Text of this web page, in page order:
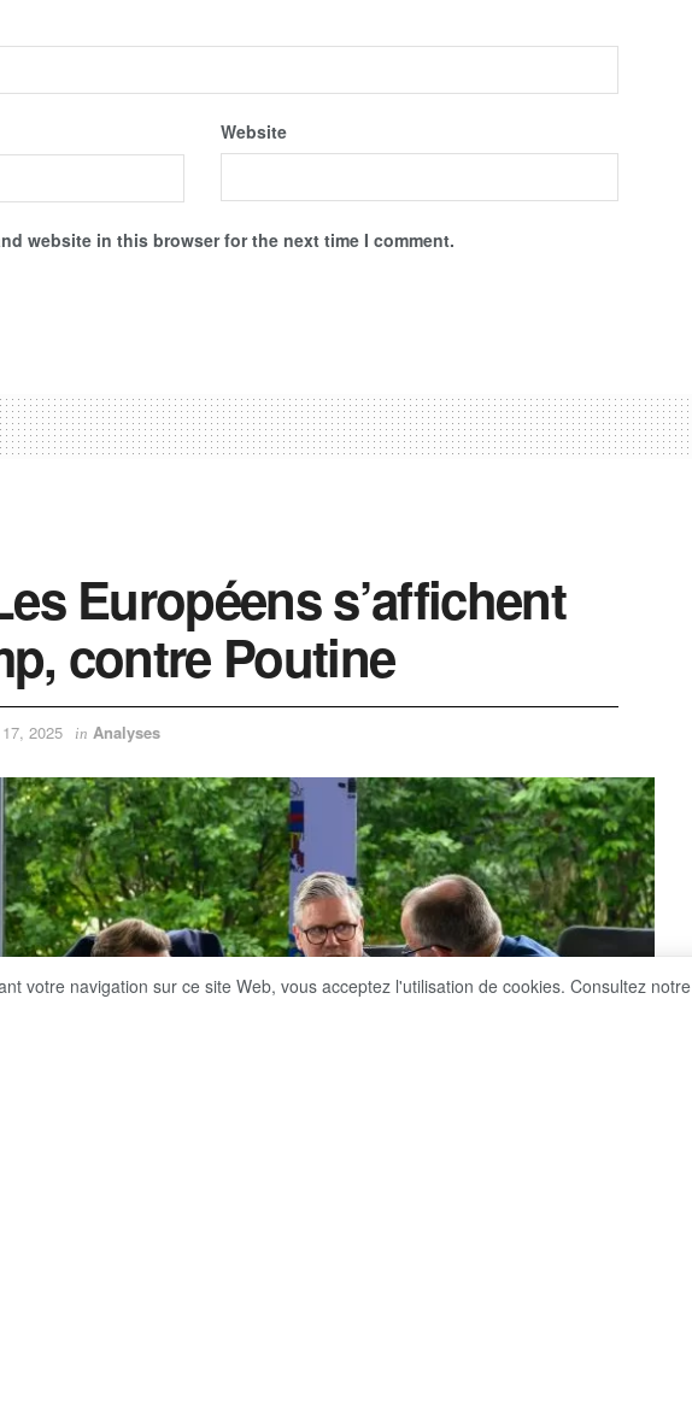
Website
website in this browser for the next time I comment.
Européens s’affichent
contre Poutine
2025 in Analyses
votre navigation sur ce site Web, vous acceptez l'utilisation de cookies. Consultez notre